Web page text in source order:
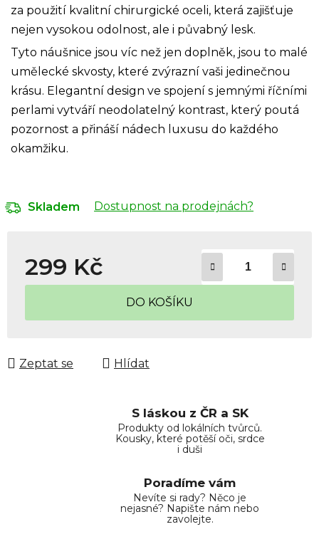
za použití kvalitní chirurgické oceli, která zajišťuje
nejen vysokou odolnost, ale i půvabný lesk.
Tyto náušnice jsou víc než jen doplněk, jsou to malé
umělecké skvosty, které zvýrazní vaši jedinečnou
krásu. Elegantní design ve spojení s jemnými říčními
perlami vytváří neodolatelný kontrast, který poutá
pozornost a přináší nádech luxusu do každého
okamžiku.
Skladem Dostupnost na prodejnách?
299 Kč
Měrná cena:
DO KOŠÍKU
Zeptat se Hlídat
S láskou z ČR a SK
Produkty od lokálních tvůrců.
Kousky, které potěší oči, srdce
i duši
Poradíme vám
Nevíte si rady? Něco je
nejasné? Napište nám nebo
zavolejte.